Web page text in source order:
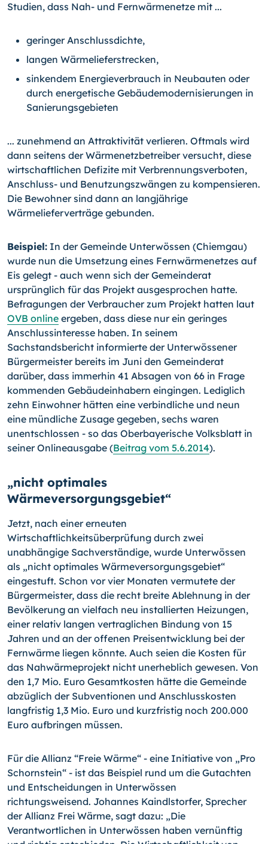
Studien, dass Nah- und Fernwärmenetze mit ...
geringer Anschlussdichte,
langen Wärmelieferstrecken,
sinkendem Energieverbrauch in Neubauten oder
durch energetische Gebäudemodernisierungen in
Sanierungsgebieten
... zunehmend an Attraktivität verlieren. Oftmals wird
dann seitens der Wärmenetz­betreiber versucht, diese
wirtschaftlichen Defizite mit Verbrennungsverboten,
An­schluss- und Benutzungszwängen zu kompensieren.
Die Bewohner sind dann an lang­jährige
Wärmelieferverträge gebunden.
Beispiel: In der Gemeinde Unterwössen (Chiemgau)
wurde nun die Umsetzung eines Fernwärmenetzes auf
Eis gelegt - auch wenn sich der Gemeinderat
ursprünglich für das Projekt ausgesprochen hatte.
Befragungen der Verbraucher zum Projekt hatten laut
OVB online ergeben, dass diese nur ein geringes
Anschlussinteresse haben. In seinem
Sachstandsbericht informierte der Unterwössener
Bürgermeister bereits im Ju­ni den Gemeinderat
darüber, dass immerhin 41 Absagen von 66 in Frage
kommenden Gebäudeinhabern eingingen. Lediglich
zehn Einwohner hätten eine verbindliche und neun
eine mündliche Zusage gegeben, sechs waren
unentschlossen - so das Ober­bayerische Volksblatt in
seiner Onlineausgabe (Beitrag vom 5.6.2014).
„nicht optimales
Wärmeversorgungsgebiet“
Jetzt, nach einer erneuten
Wirtschaftlichkeitsüberprüfung durch zwei
unabhängige Sachverständige, wurde Unterwössen
als „nicht optimales Wärmeversorgungsgebiet“
eingestuft. Schon vor vier Monaten vermutete der
Bürgermeister, dass die recht brei­te Ablehnung in der
Bevölkerung an vielfach neu installierten Heizungen,
einer relativ langen vertraglichen Bindung von 15
Jahren und an der offenen Preisentwicklung bei der
Fernwärme liegen könnte. Auch seien die Kosten für
das Nahwärmeprojekt nicht unerheblich gewesen. Von
den 1,7 Mio. Euro Gesamtkosten hätte die Gemeinde
ab­züglich der Subventionen und Anschlusskosten
langfristig 1,3 Mio. Euro und kurzfris­tig noch 200.000
Euro aufbringen müssen.
Für die Allianz “Freie Wärme“ - eine Initiative von „Pro
Schornstein“ - ist das Beispiel rund um die Gutachten
und Entscheidungen in Unterwössen
richtungsweisend. Johan­nes Kaindlstorfer, Sprecher
der Allianz Frei Wärme, sagt dazu: „Die
Verantwortlichen in Unterwössen haben vernünftig